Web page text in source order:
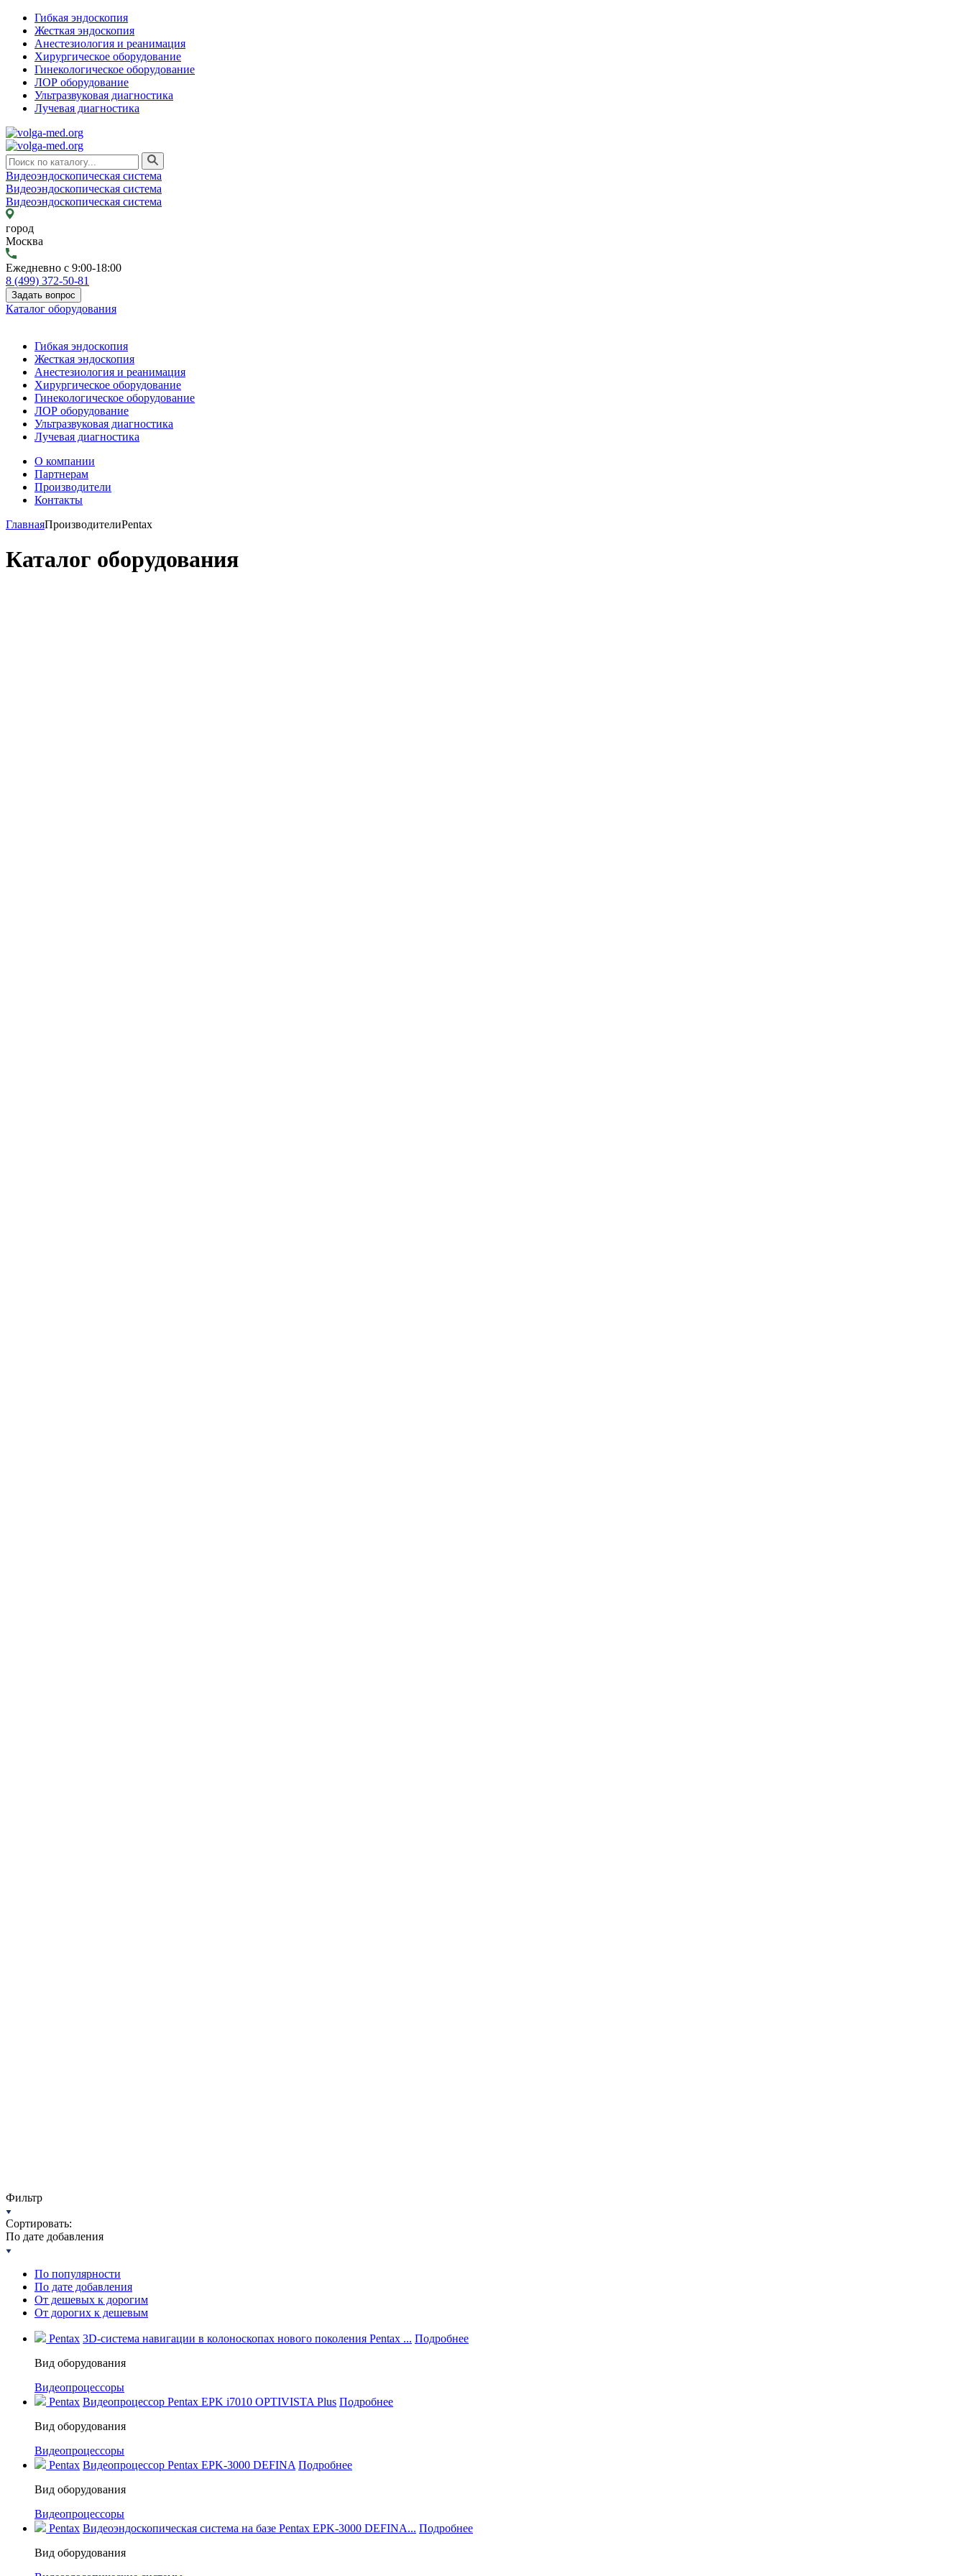
Гибкая эндоскопия
Жесткая эндоскопия
Анестезиология и реанимация
Хирургическое оборудование
Гинекологическое оборудование
ЛОР оборудование
Ультразвуковая диагностика
Лучевая диагностика
Видеоэндоскопическая система
Видеоэндоскопическая система
Видеоэндоскопическая система
город
Москва
Ежедневно с 9:00-18:00
8 (499) 372-50-81
Задать вопрос
Каталог оборудования
Гибкая эндоскопия
Жесткая эндоскопия
Анестезиология и реанимация
Хирургическое оборудование
Гинекологическое оборудование
ЛОР оборудование
Ультразвуковая диагностика
Лучевая диагностика
О компании
Партнерам
Производители
Контакты
ГлавнаяПроизводителиPentax
Каталог оборудования
Фильтр
Сортировать:
По дате добавления
По популярности
По дате добавления
От дешевых к дорогим
От дорогих к дешевым
Pentax 3D-система навигации в колоноскопах нового поколения Pentax ... Подробнее
Вид оборудования
Видеопроцессоры
Pentax Видеопроцессор Pentax EPK i7010 OPTIVISTA Plus Подробнее
Вид оборудования
Видеопроцессоры
Pentax Видеопроцессор Pentax EPK‑3000 DEFINA Подробнее
Вид оборудования
Видеопроцессоры
Pentax Видеоэндоскопическая система на базе Pentax EPK‑3000 DEFINA... Подробнее
Вид оборудования